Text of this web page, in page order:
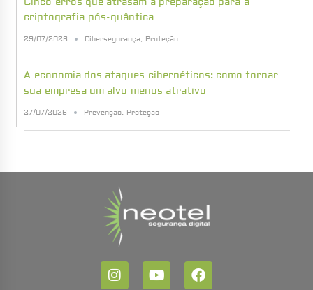
criptografia pós-quântica
29/07/2026 Cibersegurança, Proteção
A economia dos ataques cibernéticos: como tornar
sua empresa um alvo menos atrativo
27/07/2026 Prevenção, Proteção